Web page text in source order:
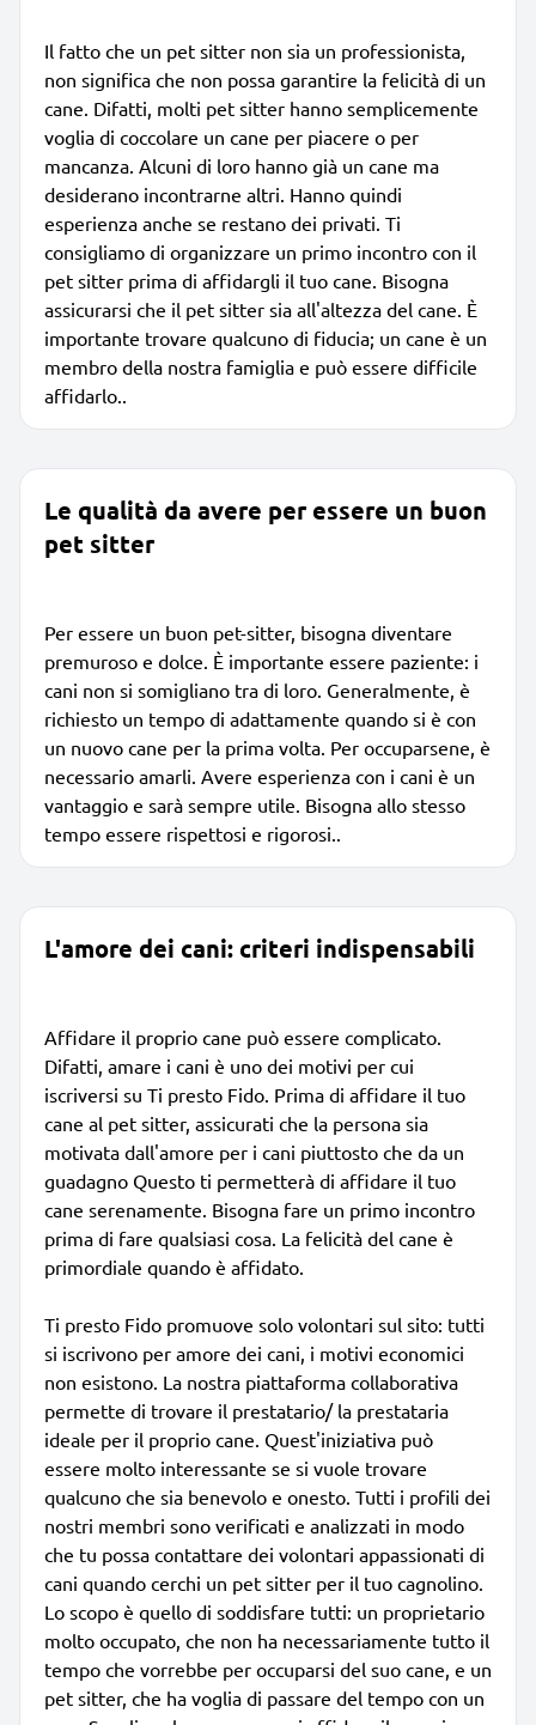
Il fatto che un pet sitter non sia un professionista,
non significa che non possa garantire la felicità di un
cane. Difatti, molti pet sitter hanno semplicemente
voglia di coccolare un cane per piacere o per
mancanza. Alcuni di loro hanno già un cane ma
desiderano incontrarne altri. Hanno quindi
esperienza anche se restano dei privati. Ti
consigliamo di organizzare un primo incontro con il
pet sitter prima di affidargli il tuo cane. Bisogna
assicurarsi che il pet sitter sia all'altezza del cane. È
importante trovare qualcuno di fiducia; un cane è un
membro della nostra famiglia e può essere difficile
affidarlo..
Le qualità da avere per essere un buon
pet sitter
Per essere un buon pet-sitter, bisogna diventare
premuroso e dolce. È importante essere paziente: i
cani non si somigliano tra di loro. Generalmente, è
richiesto un tempo di adattamente quando si è con
un nuovo cane per la prima volta. Per occuparsene, è
necessario amarli. Avere esperienza con i cani è un
vantaggio e sarà sempre utile. Bisogna allo stesso
tempo essere rispettosi e rigorosi..
L'amore dei cani: criteri indispensabili
Affidare il proprio cane può essere complicato.
Difatti, amare i cani è uno dei motivi per cui
iscriversi su Ti presto Fido. Prima di affidare il tuo
cane al pet sitter, assicurati che la persona sia
motivata dall'amore per i cani piuttosto che da un
guadagno Questo ti permetterà di affidare il tuo
cane serenamente. Bisogna fare un primo incontro
prima di fare qualsiasi cosa. La felicità del cane è
primordiale quando è affidato.
Ti presto Fido promuove solo volontari sul sito: tutti
si iscrivono per amore dei cani, i motivi economici
non esistono. La nostra piattaforma collaborativa
permette di trovare il prestatario/ la prestataria
ideale per il proprio cane. Quest'iniziativa può
essere molto interessante se si vuole trovare
qualcuno che sia benevolo e onesto. Tutti i profili dei
nostri membri sono verificati e analizzati in modo
che tu possa contattare dei volontari appassionati di
cani quando cerchi un pet sitter per il tuo cagnolino.
Lo scopo è quello di soddisfare tutti: un proprietario
molto occupato, che non ha necessariamente tutto il
tempo che vorrebbe per occuparsi del suo cane, e un
pet sitter, che ha voglia di passare del tempo con un